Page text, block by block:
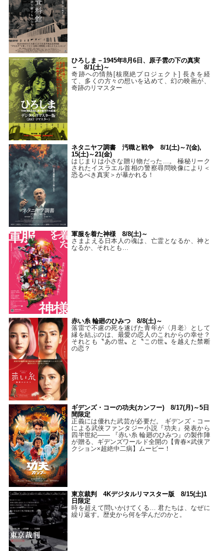
ひろしま－1945年8月6日、原子雲の下の真実
－ 8/1(土)～
奇跡への情熱[核廃絶プロジェクト] 長きを経
て、多くの方々の想いを込めて、幻の映画が、
奇跡のリマスター
ネタニヤフ調書 汚職と戦争 8/1(土)～7(金),
15(土)～21(金)
はじまりは小さな贈り物だった…。 極秘リーク
されたイスラエル首相の警察尋問映像により＜
恐るべき真実＞が暴かれる！
軍服を着た神様 8/8(土)～
さまよえる日本人の魂は、亡霊となるか、神と
なるか、それとも…
赤い糸 輪廻のひみつ 8/8(土)～
落雷で不慮の死を遂げた青年が〈月老〉として
縁を結ぶのは、最愛の恋人のこれからの幸せ？
それとも〝あの世〟と〝この世〟を越えた禁断
の恋？
ギデンズ・コーの功夫(カンフー) 8/17(月)～5日
間限定
正義には優れた武芸が必要だ。 ギデンズ・コー
による武侠ファンタジー小説『功夫』発表から
四半世紀―― 『赤い糸 輪廻のひみつ』の製作陣
が贈る、ギデンズワールド全開の【青春×武侠ア
クション×超絶中二病】ムービー！
東京裁判 4Kデジタルリマスター版 8/15(土)1
日限定
時を超えて問いかけてくる… 君たちは、なぜに
繰り返す。歴史から何を学んだのかと。